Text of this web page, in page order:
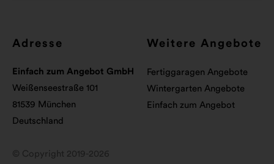
Adresse
Einfach zum Angebot GmbH
Weißenseestraße 101
81539 München
Deutschland
© Copyright 2019-2026
Weitere Angebote
Fertiggaragen Angebote
Wintergarten Angebote
Einfach zum Angebot